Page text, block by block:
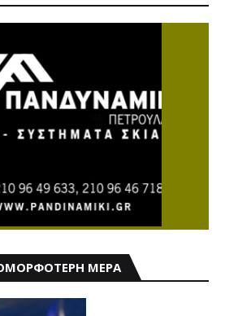
ΟΜΟΡΦΟΤΕΡΗ ΜΕΡΑ